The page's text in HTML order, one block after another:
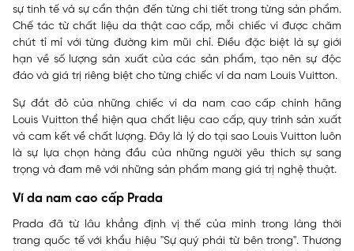
sự tinh tế và sự cẩn thận đến từng chi tiết trong từng sản phẩm.
Chế tác từ chất liệu da thật cao cấp, mỗi chiếc ví được chăm
chút tỉ mỉ với từng đường kim mũi chỉ. Điều đặc biệt là sự giới
hạn về số lượng sản xuất của các sản phẩm, tạo nên sự độc
đáo và giá trị riêng biệt cho từng chiếc ví da nam Louis Vuitton.
Sự đắt đỏ của những chiếc ví da nam cao cấp chính hãng
Louis Vuitton thể hiện qua chất liệu cao cấp, quy trình sản xuất
và cam kết về chất lượng. Đây là lý do tại sao Louis Vuitton luôn
là sự lựa chọn hàng đầu của những người yêu thích sự sang
trọng và đam mê với những sản phẩm mang giá trị nghệ thuật.
Ví da nam cao cấp Prada
Prada đã từ lâu khẳng định vị thế của mình trong làng thời
trang quốc tế với khẩu hiệu "Sự quý phái từ bên trong". Thương